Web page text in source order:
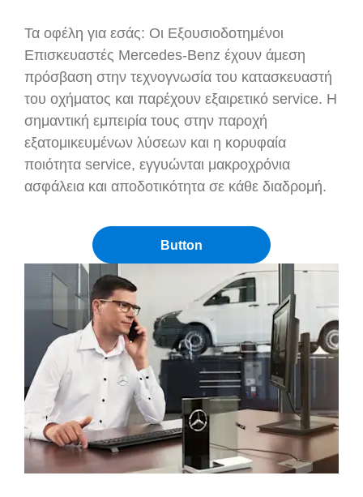
Τα οφέλη για εσάς: Οι Εξουσιοδοτημένοι
Επισκευαστές Mercedes-Benz έχουν άμεση
πρόσβαση στην τεχνογνωσία του κατασκευαστή
του οχήματος και παρέχουν εξαιρετικό service. Η
σημαντική εμπειρία τους στην παροχή
εξατομικευμένων λύσεων και η κορυφαία
ποιότητα service, εγγυώνται μακροχρόνια
ασφάλεια και αποδοτικότητα σε κάθε διαδρομή.
Button